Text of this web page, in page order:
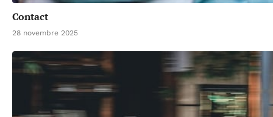
Contact
28 novembre 2025